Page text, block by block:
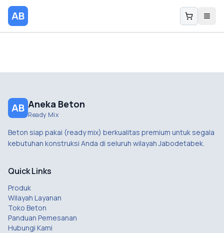
AB
AB Aneka Beton
Ready Mix
Beton siap pakai (ready mix) berkualitas premium untuk segala
kebutuhan konstruksi Anda di seluruh wilayah Jabodetabek.
Quick Links
Produk
Wilayah Layanan
Toko Beton
Panduan Pemesanan
Hubungi Kami